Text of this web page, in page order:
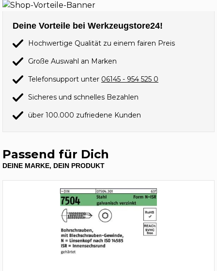
Deine Vorteile bei Werkzeugstore24!
Hochwertige Qualität zu einem fairen Preis
Große Auswahl an Marken
Telefonsupport unter 06145 - 954 525 0
Sicheres und schnelles Bezahlen
über 100.000 zufriedene Kunden
Passend für Dich
DEINE MARKE, DEIN PRODUKT